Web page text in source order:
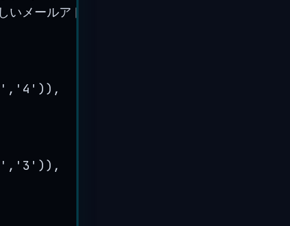
いメールアドレスを入力してください
' , ' 4 ' )),
' , ' 3 ' )),